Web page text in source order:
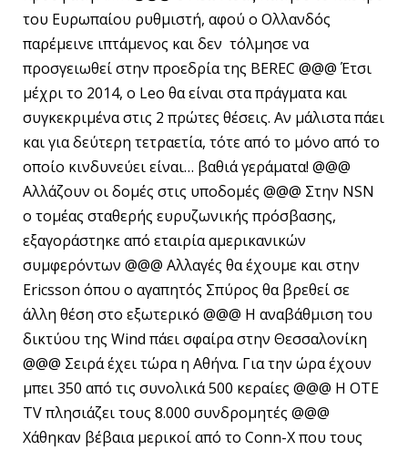
του Ευρωπαίου ρυθμιστή, αφού ο Ολλανδός
παρέμεινε ιπτάμενος και δεν τόλμησε να
προσγειωθεί στην προεδρία της BEREC @@@ Έτσι
μέχρι το 2014, ο Leo θα είναι στα πράγματα και
συγκεκριμένα στις 2 πρώτες θέσεις. Αν μάλιστα πάει
και για δεύτερη τετραετία, τότε από το μόνο από το
οποίο κινδυνεύει είναι… βαθιά γεράματα! @@@
Αλλάζουν οι δομές στις υποδομές @@@ Στην NSN
ο τομέας σταθερής ευρυζωνικής πρόσβασης,
εξαγοράστηκε από εταιρία αμερικανικών
συμφερόντων @@@ Αλλαγές θα έχουμε και στην
Ericsson όπου ο αγαπητός Σπύρος θα βρεθεί σε
άλλη θέση στο εξωτερικό @@@ Η αναβάθμιση του
δικτύου της Wind πάει σφαίρα στην Θεσσαλονίκη
@@@ Σειρά έχει τώρα η Αθήνα. Για την ώρα έχουν
μπει 350 από τις συνολικά 500 κεραίες @@@ Η ΟΤΕ
TV πλησιάζει τους 8.000 συνδρομητές @@@
Χάθηκαν βέβαια μερικοί από το Conn-X που τους